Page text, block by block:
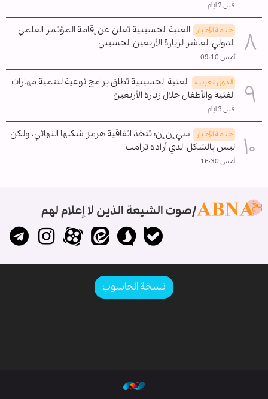
قبل 2 ايام
خدمة الأخبار
العتبة الحسينية تعلن عن إقامة المؤتمر العلمي
الدولي العاشر لزيارة الأربعين الحسيني
أمس 09:10
الدول العربیه العتبة الحسينية تطلق برامج نوعية لتنمية مهارات
الفتية والأطفال خلال زيارة الأربعين
قبل 3 ايام
خدمة الأخبار
سي إن إن: تتخذ اتفاقية هرمز شكلها النهائي، ولكن
ليس بالشكل الذي أراده ترامب
أمس 16:30
صوت الشيعة الذين لا إعلام لهم
نسخة الحاسوب